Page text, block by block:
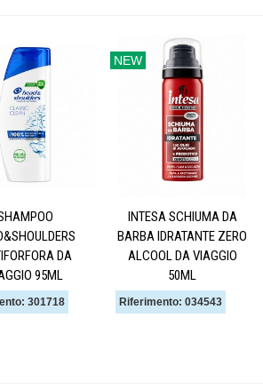
DA
95ML
301718
NEW
INTESA SCHIUMA DA
BARBA IDRATANTE ZERO
ALCOOL DA VIAGGIO
50ML
Riferimento: 034543